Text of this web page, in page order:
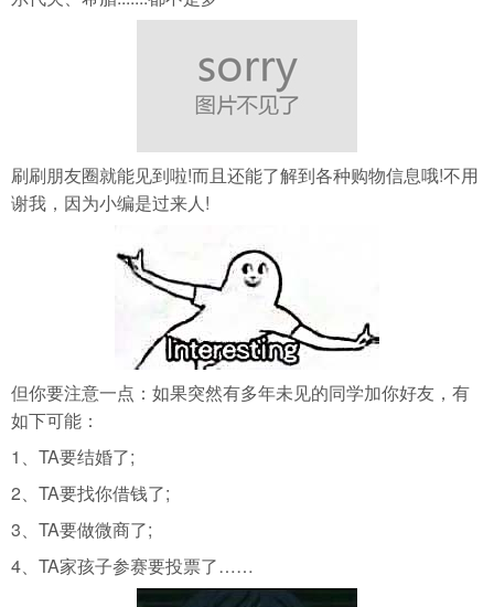
刷刷朋友圈就能见到啦!而且还能了解到各种购物信息哦!不用
谢我，因为小编是过来人!
但你要注意一点：如果突然有多年未见的同学加你好友，有
如下可能：
1、TA要结婚了;
2、TA要找你借钱了;
3、TA要做微商了;
4、TA家孩子参赛要投票了……